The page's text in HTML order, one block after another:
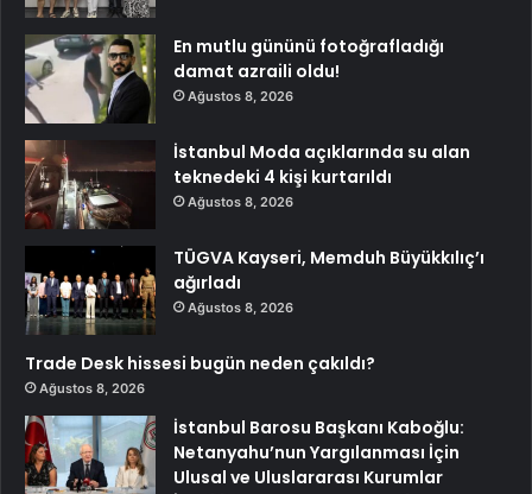
En mutlu gününü fotoğrafladığı
damat azraili oldu!
Ağustos 8, 2026
İstanbul Moda açıklarında su alan
teknedeki 4 kişi kurtarıldı
Ağustos 8, 2026
TÜGVA Kayseri, Memduh Büyükkılıç’ı
ağırladı
Ağustos 8, 2026
Trade Desk hissesi bugün neden çakıldı?
Ağustos 8, 2026
İstanbul Barosu Başkanı Kaboğlu:
Netanyahu’nun Yargılanması İçin
Ulusal ve Uluslararası Kurumlar